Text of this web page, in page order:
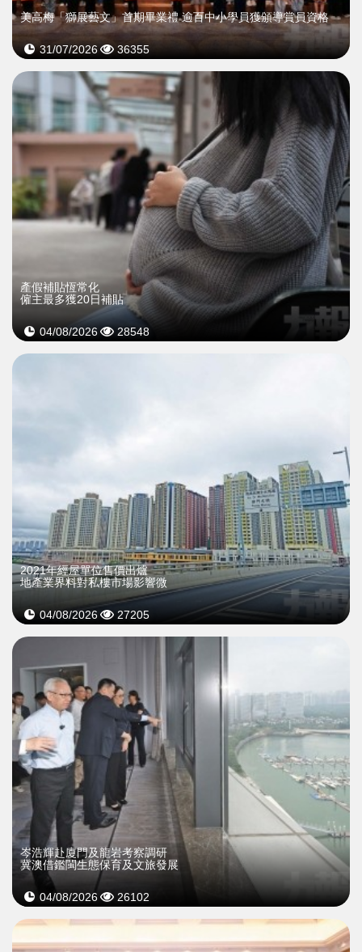
美高梅「獅展藝文」首期畢業禮 逾百中小學員獲頒導賞員資格
31/07/2026 36355
產假補貼恆常化
僱主最多獲20日補貼
04/08/2026 28548
2021年經屋單位售價出爐
地產業界料對私樓市場影響微
04/08/2026 27205
岑浩輝赴廈門及龍岩考察調研
冀澳借鑑閩生態保育及文旅發展
04/08/2026 26102